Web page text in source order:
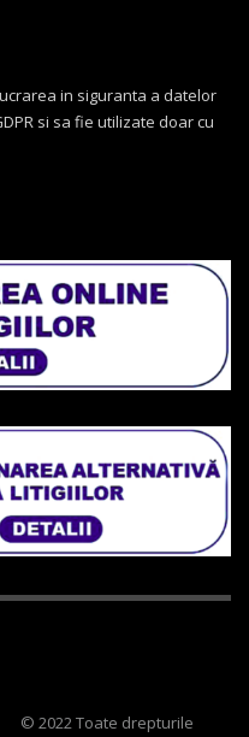
in siguranta a datelor
si sa fie utilizate doar cu
© 2022 Toate drepturile